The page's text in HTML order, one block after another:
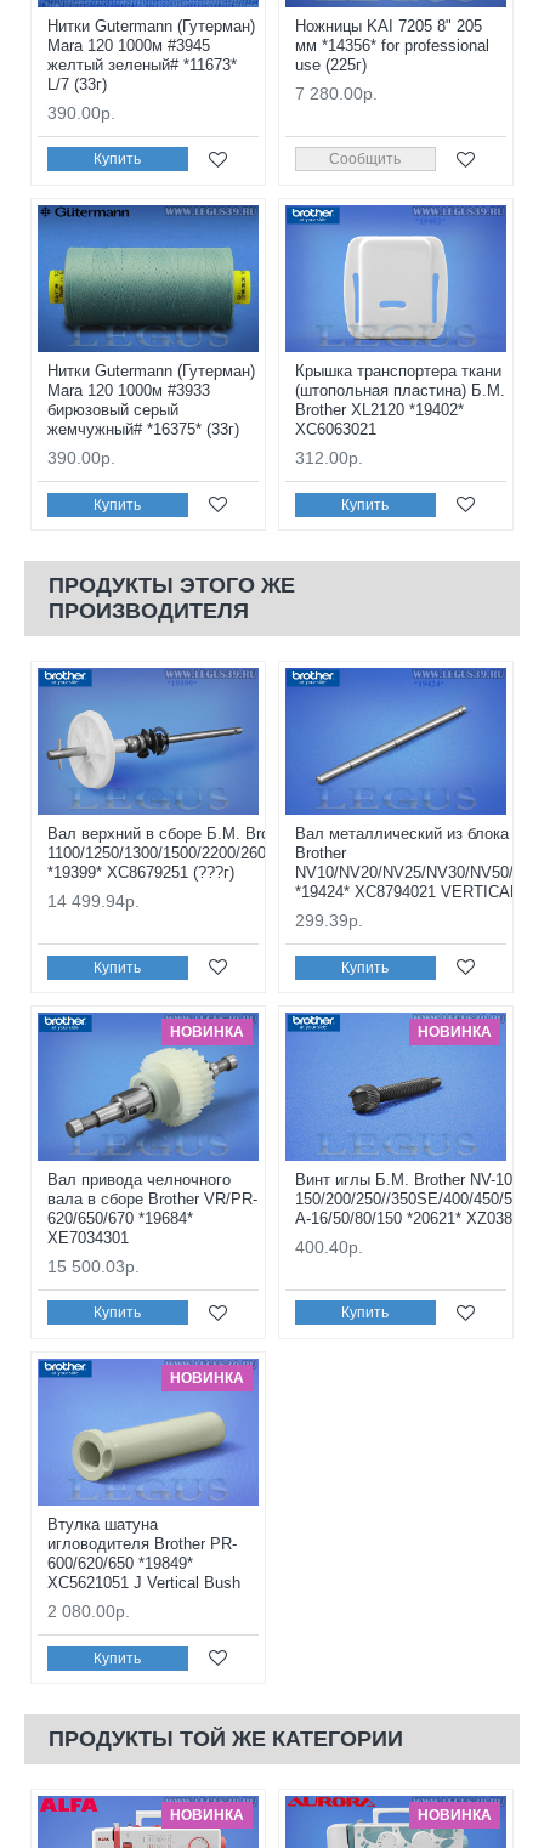
Нитки Gutermann (Гутерман)
Mara 120 1000м #3945
желтый зеленый# *11673*
L/7 (33г)
390.00р.
Купить
Ножницы KAI 7205 8" 205
мм *14356* for professional
use (225г)
7 280.00р.
Сообщить
Нитки Gutermann (Гутерман)
Mara 120 1000м #3933
бирюзовый серый
жемчужный# *16375* (33г)
390.00р.
Купить
Крышка транспортера ткани
(штопольная пластина) Б.М.
Brother XL2120 *19402*
XC6063021
312.00р.
Купить
ПРОДУКТЫ ЭТОГО ЖЕ
ПРОИЗВОДИТЕЛЯ
Вал верхний в сборе Б.М. Brother NV-
1100/1250/1300/1500/2200/2600/4000/5000
*19399* XC8679251 (???г)
14 499.94р.
Купить
Вал металлический из блока
Brother
NV10/NV20/NV25/NV30/NV50/
*19424* XC8794021 VERTICAL
299.39р.
Купить
НОВИНКА
Вал привода челночного
вала в сборе Brother VR/PR-
620/650/670 *19684*
XE7034301
15 500.03р.
Купить
НОВИНКА
Винт иглы Б.М. Brother NV-10/
150/200/250//350SE/400/450/500/
A-16/50/80/150 *20621*
400.40р.
Купить
НОВИНКА
Втулка шатуна
игловодителя Brother PR-
600/620/650 *19849*
XC5621051 J Vertical Bush
2 080.00р.
Купить
ПРОДУКТЫ ТОЙ ЖЕ КАТЕГОРИИ
НОВИНКА НОВИНКА